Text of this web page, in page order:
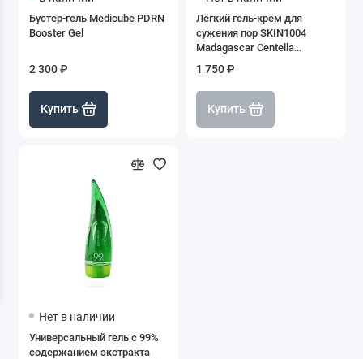
Бустер-гель Medicube PDRN
Booster Gel
2 300 ₽
Купить
Лёгкий гель-крем для
сужения пор SKIN1004
Madagascar Centella
75 мл
1 750 ₽
Купить
Нет в наличии
Универсальный гель с 99%
содержанием экстракта